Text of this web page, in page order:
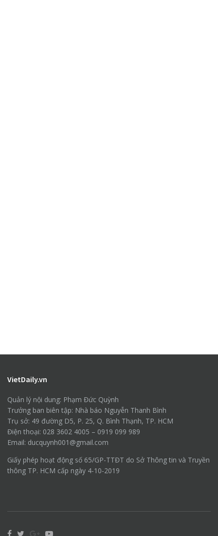
VietDaily.vn
Quản lý nội dung: Phạm Đức Quỳnh
Trưởng ban biên tập: Nhà báo Nguyễn Thanh Bình
Trụ sở: 49 đường D5, P. 25, Q. Bình Thạnh, TP. HCM
Điện thoại: 028 3602 4005 – 0919 099 989
Email: ducquynh001@gmail.com
Giấy phép hoạt động số 65/GP-TTĐT do Sở Thông tin và Truyền
thông TP. HCM cấp ngày 4-10-2019